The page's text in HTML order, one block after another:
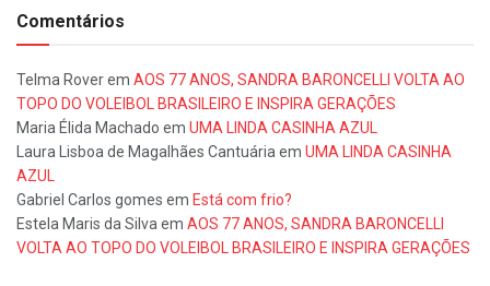
Comentários
Telma Roverem AOS 77 ANOS, SANDRA BARONCELLI VOLTA AO
TOPO DO VOLEIBOL BRASILEIRO E INSPIRA GERAÇÕES
Maria Élida Machado em UMA LINDA CASINHA AZUL
Laura Lisboa de Magalhães Cantuária em UMA LINDA CASINHA
AZUL
Gabriel Carlos gomes em Está com frio?
Estela Maris da Silva em AOS 77 ANOS, SANDRA BARONCELLI
VOLTA AO TOPO DO VOLEIBOL BRASILEIRO E INSPIRA GERAÇÕES